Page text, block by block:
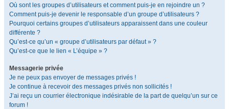
Où sont les groupes d’utilisateurs et comment puis-je en rejoindre un ?
Comment puis-je devenir le responsable d’un groupe d’utilisateurs ?
Pourquoi certains groupes d’utilisateurs apparaissent dans une couleur
différente ?
Qu’est-ce qu’un « groupe d’utilisateurs par défaut » ?
Qu’est-ce que le lien « L’équipe » ?
Messagerie privée
Je ne peux pas envoyer de messages privés !
Je continue à recevoir des messages privés non sollicités !
J’ai reçu un courrier électronique indésirable de la part de quelqu’un sur ce
forum !